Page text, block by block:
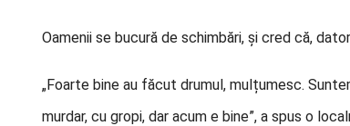
Oamenii se bucură de schimbări, și cred că,
„Foarte bine au făcut drumul, mulțumesc.
murdar, cu gropi, dar acum e bine”, a spus o